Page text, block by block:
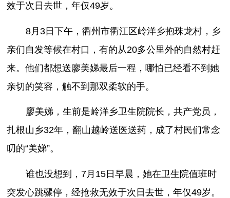
效于次日去世，年仅49岁。
8月3日下午，衢州市衢江区岭洋乡抱珠龙村，乡
亲们自发等候在村口，有的从20多公里外的自然村赶
来。他们都想送廖美娣最后一程，哪怕已经看不到她
亲切的笑容，触不到那双柔软的手。
廖美娣，生前是岭洋乡卫生院院长，共产党员，
扎根山乡32年，翻山越岭送医送药，成了村民们常念
叨的“美娣”。
谁也没想到，7月15日早晨，她在卫生院值班时
突发心跳骤停，经抢救无效于次日去世，年仅49岁。